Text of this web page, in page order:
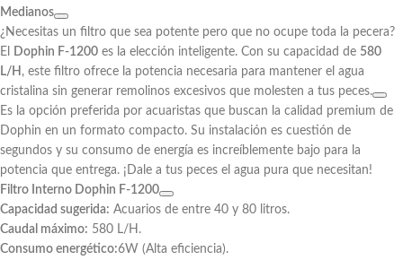
Medianos
¿Necesitas un filtro que sea potente pero que no ocupe toda la pecera?
El
Dophin F-1200 es la elección inteligente. Con su capacidad de 580
L/H , este filtro ofrece la potencia necesaria para mantener el agua
cristalina sin generar remolinos excesivos que molesten a tus peces.
Es la opción preferida por acuaristas que buscan la calidad premium de
Dophin en un formato compacto. Su instalación es cuestión de
segundos y su consumo de energía es increíblemente bajo para la
potencia que entrega. ¡Dale a tus peces el agua pura que necesitan!
Filtro Interno Dophin F-1200
Capacidad sugerida: Acuarios de entre 40 y 80 litros.
Caudal máximo: 580 L/H.
Consumo energético:6W (Alta eficiencia).